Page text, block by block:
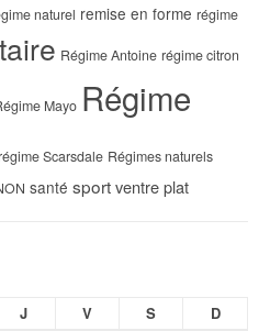
naturel remise en forme régime
Régime Antoine régime citron
Mayo Régime
Scarsdale Régimes naturels
santé sportventre plat
J V S D